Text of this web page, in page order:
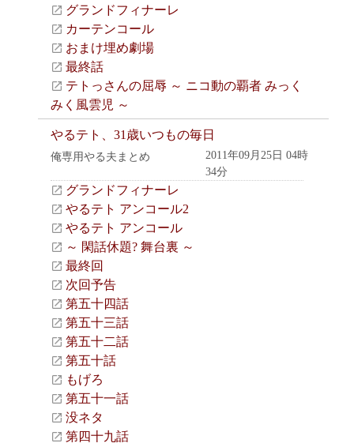
グランドフィナーレ
カーテンコール
おまけ埋め劇場
最終話
テトっさんの屈辱 ～ ニコ動の覇者 みっく
みく風雲児 ～
やるテト、31歳いつもの毎日
俺専用やる夫まとめ
2011年09月25日 04時
34分
グランドフィナーレ
やるテト アンコール2
やるテト アンコール
～ 閑話休題? 舞台裏 ～
最終回
次回予告
第五十四話
第五十三話
第五十二話
第五十話
もげろ
第五十一話
没ネタ
第四十九話